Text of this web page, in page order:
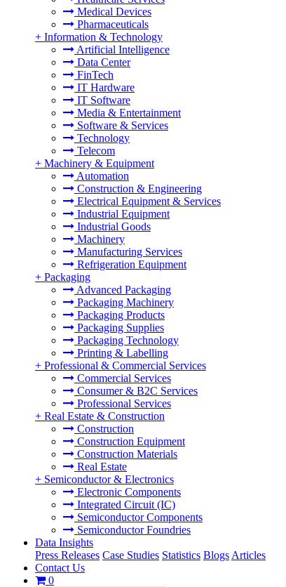
Medical Devices
Pharmaceuticals
+ Information & Technology
Artificial Intelligence
Data Center
FinTech
IT Hardware
IT Software
Media & Entertainment
Software & Services
Technology
Telecom
+ Machinery & Equipment
Automation
Construction & Engineering
Electrical Equipment & Services
Industrial Equipment
Industrial Goods
Machinery
Manufacturing Services
Refrigeration Equipment
+ Packaging
Advanced Packaging
Packaging Machinery
Packaging Products
Packaging Supplies
Packaging Technology
Printing & Labelling
+ Professional & Commercial Services
Commercial Services
Consumer & B2C Services
Professional Services
+ Real Estate & Construction
Construction
Construction Equipment
Construction Materials
Real Estate
+ Semiconductor & Electronics
Electronic Components
Integrated Circuit (IC)
Semiconductor Components
Semiconductor Foundries
Data Insights
Press Releases Case Studies Statistics Blogs Articles
Contact Us
0